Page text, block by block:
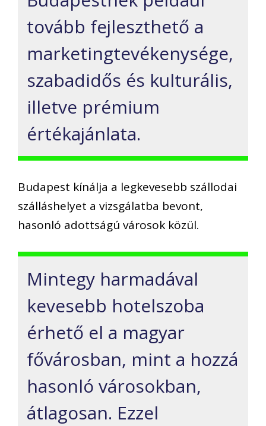
tovább fejleszthető a
marketingtevékenysége,
szabadidős és kulturális,
illetve prémium
értékajánlata.
Budapest kínálja a legkevesebb szállodai
szálláshelyet a vizsgálatba bevont,
hasonló adottságú városok közül.
Mintegy harmadával
kevesebb hotelszoba
érhető el a magyar
fővárosban, mint a hozzá
hasonló városokban,
átlagosan. Ezzel